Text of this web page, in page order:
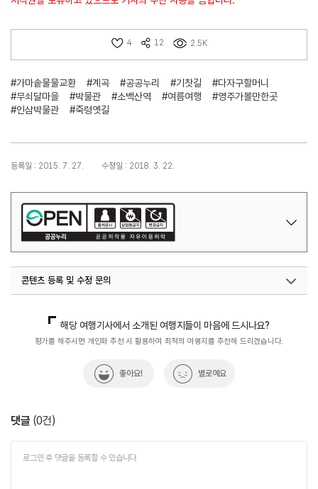
4 12 2.5K
#가마솥물물교환 #계곡 #공공누리 #기찻길
#다자구할머니
#무쇠달마을
#박물관 #소백산역 #여름여행
#영주가볼만한곳
#인삼박물관
#죽령옛길
등록일 : 2015. 7. 27. 수정일 : 2018. 3. 22.
콘텐츠 등록 및 수정 문의
해당 여행기사에서 소개된 여행지들이 마음에 드시나요?
평가를 해주시면 개인화 추천 시 활용하여 최적의 여행지를 추천해 드리겠습니다.
좋아요! 별로예요
댓글 (0건)